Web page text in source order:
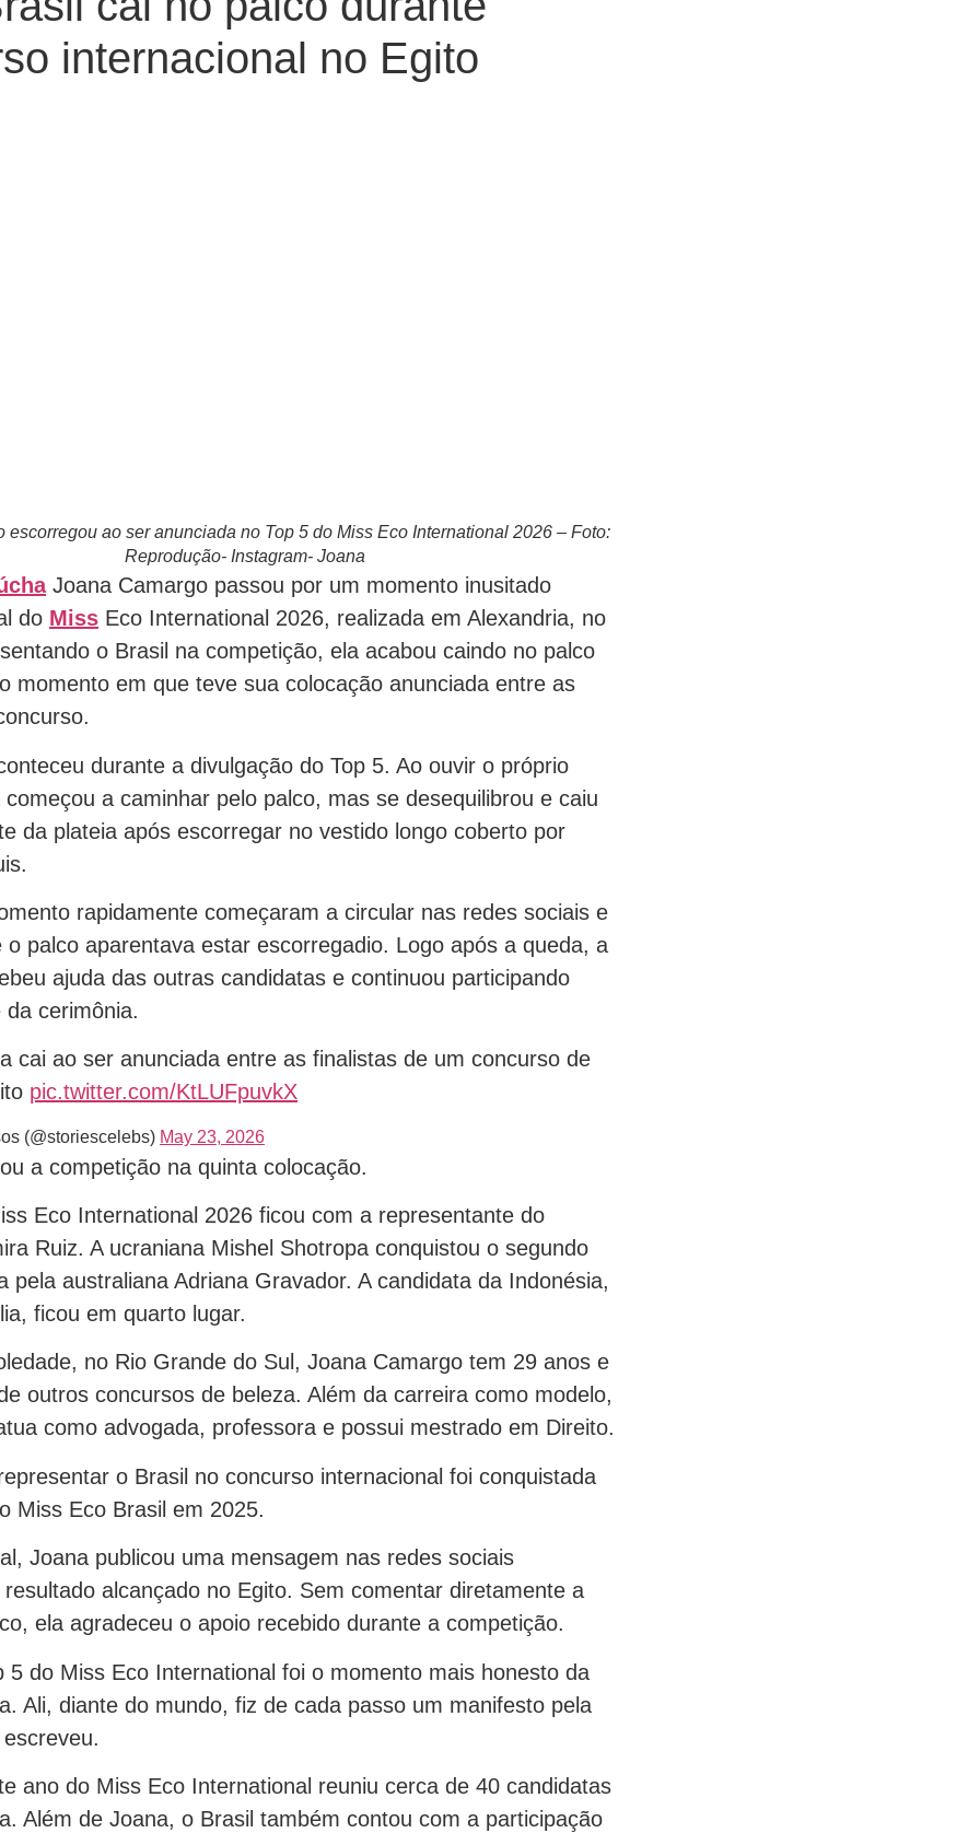
internacional no Egito
escorregou ao ser anunciada no Top 5 do Miss Eco International 2026 – Foto:
Reprodução- Instagram- Joana
Joana Camargo passou por um momento inusitado
do Miss Eco International 2026, realizada em Alexandria, no
o Brasil na competição, ela acabou caindo no palco
momento em que teve sua colocação anunciada entre as
durante a divulgação do Top 5. Ao ouvir o próprio
a caminhar pelo palco, mas se desequilibrou e caiu
da plateia após escorregar no vestido longo coberto por
rapidamente começaram a circular nas redes sociais e
o palco aparentava estar escorregadio. Logo após a queda, a
ajuda das outras candidatas e continuou participando
cerimônia.
cai ao ser anunciada entre as finalistas de um concurso de
pic.twitter.com/KtLUFpuvkX
(@storiescelebs) May 23, 2026
a competição na quinta colocação.
Eco International 2026 ficou com a representante do
Ruiz. A ucraniana Mishel Shotropa conquistou o segundo
pela australiana Adriana Gravador. A candidata da Indonésia,
ficou em quarto lugar.
no Rio Grande do Sul, Joana Camargo tem 29 anos e
outros concursos de beleza. Além da carreira como modelo,
como advogada, professora e possui mestrado em Direito.
o Brasil no concurso internacional foi conquistada
Miss Eco Brasil em 2025.
Joana publicou uma mensagem nas redes sociais
alcançado no Egito. Sem comentar diretamente a
ela agradeceu o apoio recebido durante a competição.
5 do Miss Eco International foi o momento mais honesto da
Ali, diante do mundo, fiz de cada passo um manifesto pela
ano do Miss Eco International reuniu cerca de 40 candidatas
Além de Joana, o Brasil também contou com a participação